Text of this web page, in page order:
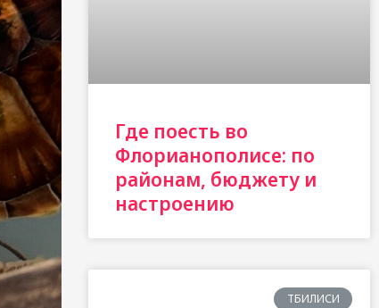
Где поесть во
Флорианополисе: по
районам, бюджету и
настроению
ТБИЛИСИ